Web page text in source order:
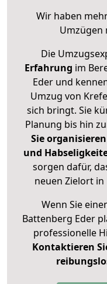
Wir haben
Umzügen
Die
Erfahrung im
Eder und
Umzug von
sich bringt. Sie
Planung bis hin
Sie
und
sorgen dafür,
neuen Zielort
Wenn Sie
Battenberg Eder
professionelle
Kontaktieren